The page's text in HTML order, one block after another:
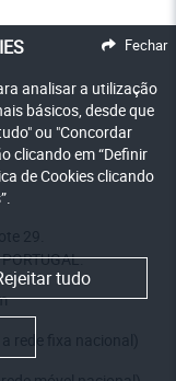
rede fixa nacional)
analisar a utilização
básicos, desde que
ou "Concordar
clicando em “Definir
de Cookies clicando
tudo
Fechar